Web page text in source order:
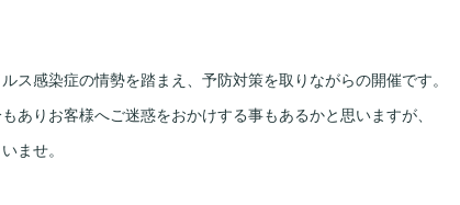
ス感染症の情勢を踏まえ、予防対策を取りながらの開催です。
ありお客様へご迷惑をおかけする事もあるかと思いますが、
ませ。